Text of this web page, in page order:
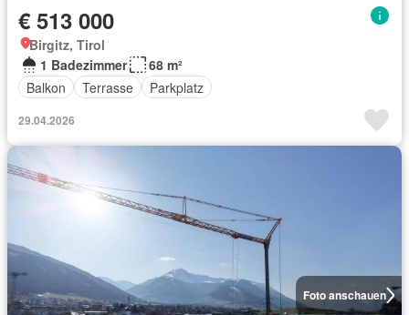
€ 513 000
Birgitz, Tirol
1 Badezimmer
68 m²
Balkon
Terrasse Parkplatz
29.04.2026
Foto anschauen